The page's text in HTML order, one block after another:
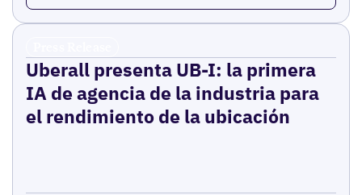
Uberall presenta UB-I: la primera
IA de agencia de la industria para
el rendimiento de la ubicación